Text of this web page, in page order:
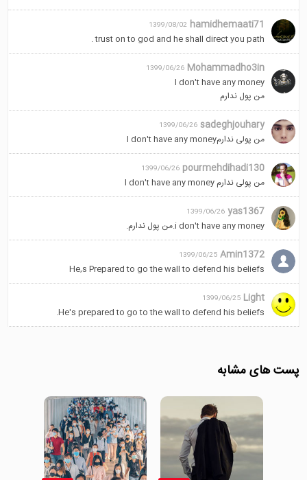
hamidhemaati71
1399/08/02
trust on to god and he shall direct you path .
Mohammadho3in
1399/06/26
I don't have any money
من پول ندارم
sadeghjouhary
1399/06/26
من پولی ندارمl don't have any money
pourmehdihadi130
1399/06/26
من پولی ندارم I don't have any money
yas1367
1399/06/26
i don't have any money.من پول ندارم.
Amin1372
1399/06/25
He,s Prepared to go the wall to defend his beliefs
Light
1399/06/25
He's prepared to go to the wall to defend his beliefs.
پست های مشابه